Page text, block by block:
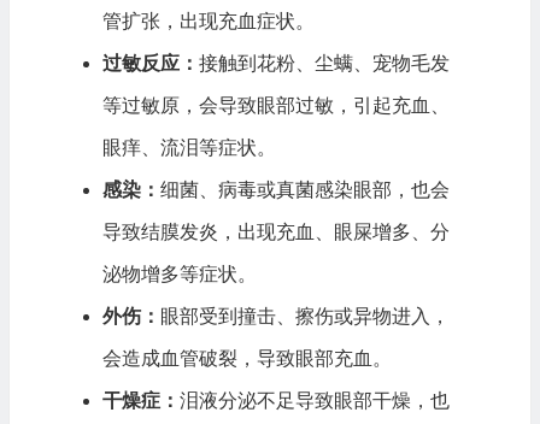
管扩张，出现充血症状。
过敏反应： 接触到花粉、尘螨、宠物毛发
等过敏原，会导致眼部过敏，引起充血、
眼痒、流泪等症状。
感染： 细菌、病毒或真菌感染眼部，也会
导致结膜发炎，出现充血、眼屎增多、分
泌物增多等症状。
外伤： 眼部受到撞击、擦伤或异物进入，
会造成血管破裂，导致眼部充血。
干燥症： 泪液分泌不足导致眼部干燥，也